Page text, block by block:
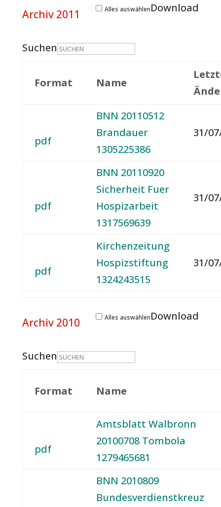
Alles auswählenDownload
Archiv 2011
Suchen
Format Name
pdf
BNN 20110512
Brandauer
1305225386
31/
pdf
BNN 20110920
Sicherheit Fuer
Hospizarbeit
1317569639
31/
pdf
Kirchenzeitung
Hospizstiftung
1324243515
31/
Alles auswählenDownload
Archiv 2010
Suchen
Format Name
pdf
Amtsblatt Walbronn
20100708 Tombola
1279465681
BNN 2010809
Bundesverdienstkreuz